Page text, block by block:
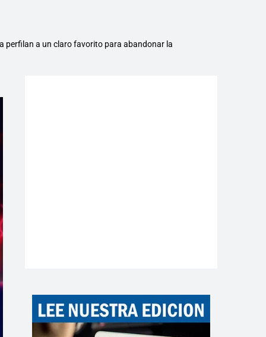
perfilan a un claro favorito para abandonar la